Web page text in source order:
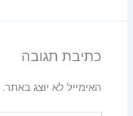
כתיבת תגובה
האימייל לא יוצג באתר.